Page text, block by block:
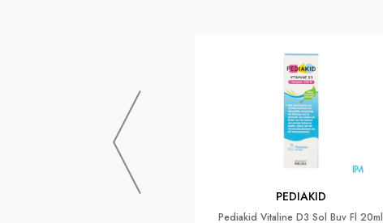
PEDIAKID
Pediakid Vitaline D3 Sol Buv Fl 20ml